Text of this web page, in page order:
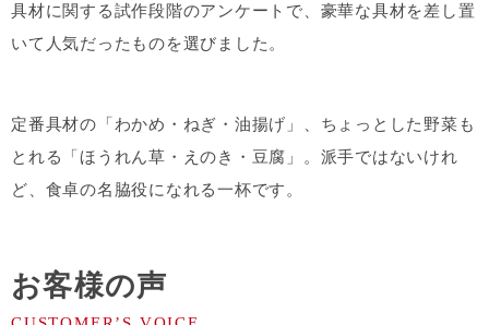
具材に関する試作段階のアンケートで、豪華な具材を差し置
いて人気だったものを選びました。
定番具材の「わかめ・ねぎ・油揚げ」、ちょっとした野菜も
とれる「ほうれん草・えのき・豆腐」。派手ではないけれ
ど、食卓の名脇役になれる一杯です。
お客様の声